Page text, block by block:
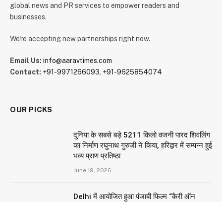
global news and PR services to empower readers and
businesses.
We're accepting new partnerships right now.
Email Us: info@aaravtimes.com
Contact: +91-9971266093, +91-9625854074
OUR PICKS
दुनिया के सबसे बड़े 5211 किलो वजनी पारद शिवलिंग
का निर्माण रघुनाथ गुरुजी ने किया, हरिद्वार में सम्पन्न हुई
भव्य प्राण प्रतिष्ठा
June 19, 2026
Delhi में आयोजित हुआ पंजाबी फिल्म “कैरी ऑन